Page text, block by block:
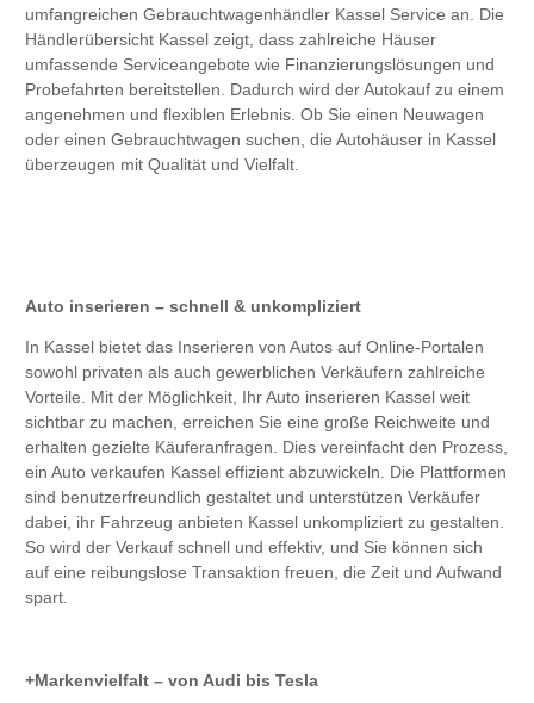
umfangreichen Gebrauchtwagenhändler Kassel Service an. Die
Händlerübersicht Kassel zeigt, dass zahlreiche Häuser
umfassende Serviceangebote wie Finanzierungslösungen und
Probefahrten bereitstellen. Dadurch wird der Autokauf zu einem
angenehmen und flexiblen Erlebnis. Ob Sie einen Neuwagen
oder einen Gebrauchtwagen suchen, die Autohäuser in Kassel
überzeugen mit Qualität und Vielfalt.
Auto inserieren – schnell & unkompliziert
In Kassel bietet das Inserieren von Autos auf Online-Portalen
sowohl privaten als auch gewerblichen Verkäufern zahlreiche
Vorteile. Mit der Möglichkeit, Ihr Auto inserieren Kassel weit
sichtbar zu machen, erreichen Sie eine große Reichweite und
erhalten gezielte Käuferanfragen. Dies vereinfacht den Prozess,
ein Auto verkaufen Kassel effizient abzuwickeln. Die Plattformen
sind benutzerfreundlich gestaltet und unterstützen Verkäufer
dabei, ihr Fahrzeug anbieten Kassel unkompliziert zu gestalten.
So wird der Verkauf schnell und effektiv, und Sie können sich
auf eine reibungslose Transaktion freuen, die Zeit und Aufwand
spart.
Markenvielfalt – von Audi bis Tesla